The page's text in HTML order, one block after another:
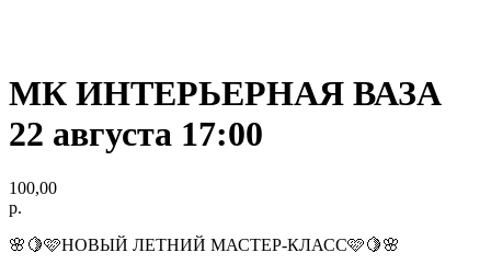
МК ИНТЕРЬЕРНАЯ ВАЗА
22 августа 17:00
100,00
р.
🌸🍋🩷НОВЫЙ ЛЕТНИЙ МАСТЕР-КЛАСС🩷🍋🌸